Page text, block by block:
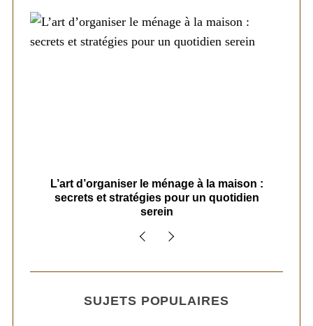
L’art d’organiser le ménage à la maison :
secrets et stratégies pour un quotidien
serein
SUJETS POPULAIRES